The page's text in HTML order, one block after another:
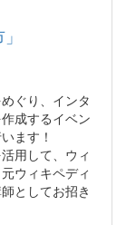
ぐり、インタ
成するイベン
ます！
用して、ウィ
ウィキペディ
としてお招き